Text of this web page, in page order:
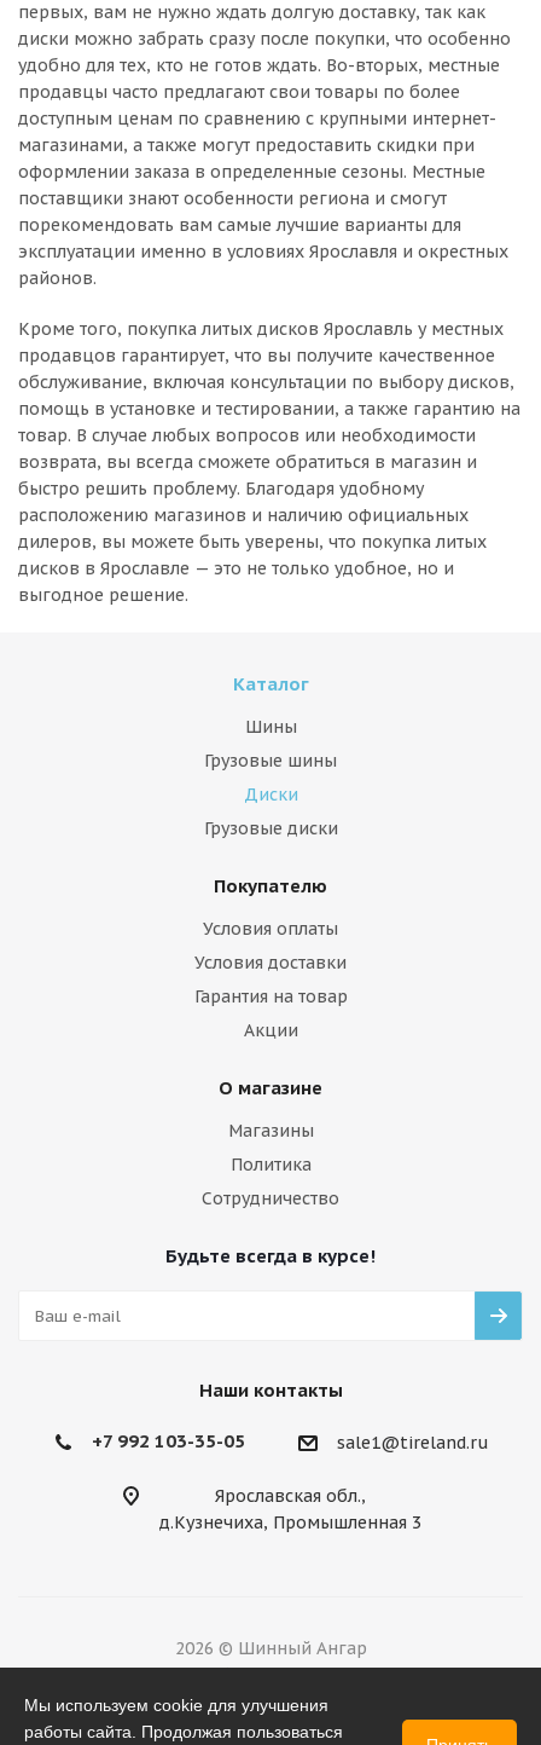
первых, вам не нужно ждать долгую доставку, так как
диски можно забрать сразу после покупки, что особенно
удобно для тех, кто не готов ждать. Во-вторых, местные
продавцы часто предлагают свои товары по более
доступным ценам по сравнению с крупными интернет-
магазинами, а также могут предоставить скидки при
оформлении заказа в определенные сезоны. Местные
поставщики знают особенности региона и смогут
порекомендовать вам самые лучшие варианты для
эксплуатации именно в условиях Ярославля и окрестных
районов.
Кроме того, покупка литых дисков Ярославль у местных
продавцов гарантирует, что вы получите качественное
обслуживание, включая консультации по выбору дисков,
помощь в установке и тестировании, а также гарантию на
товар. В случае любых вопросов или необходимости
возврата, вы всегда сможете обратиться в магазин и
быстро решить проблему. Благодаря удобному
расположению магазинов и наличию официальных
дилеров, вы можете быть уверены, что покупка литых
дисков в Ярославле — это не только удобное, но и
выгодное решение.
Каталог
Шины
Грузовые шины
Диски
Грузовые диски
Покупателю
Условия оплаты
Условия доставки
Гарантия на товар
Акции
О магазине
Магазины
Политика
Сотрудничество
Будьте всегда в курсе!
Наши контакты
+7 992 103-35-05 sale1@tireland.ru
Ярославская обл.,
д.Кузнечиха, Промышленная 3
2026 © Шинный Ангар
Мы используем cookie для улучшения
работы сайта. Продолжая пользоваться